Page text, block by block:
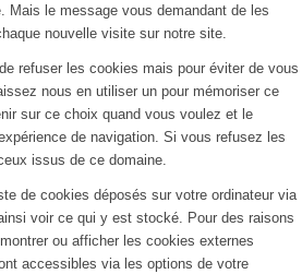
Mais le message vous demandant de les
nouvelle visite sur notre site.
refuser les cookies mais pour éviter de vous
nous en utiliser un pour mémoriser ce
sur ce choix quand vous voulez et le
de navigation. Si vous refusez les
issus de ce domaine.
de cookies déposés sur votre ordinateur via
voir ce qui y est stocké. Pour des raisons
ou afficher les cookies externes
accessibles via les options de votre